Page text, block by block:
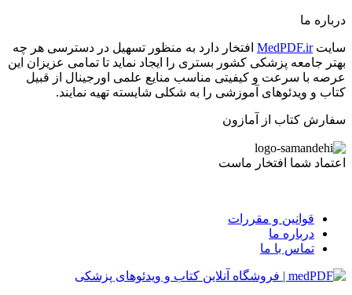
درباره ما
سایتMedPDF.ir افتخار دارد به منظور تسهیل در دسترسی هر چه
بهتر جامعه پزشکی کشور بستری را ایجاد نماید تا تمامی عزیزان این
عرصه با سرعت و کیفیتی مناسب منایع علمی اورجینال از قبیل
کتاب و ویدئوهای آموزشی را به شکلی شایسته تهیه نمایند.
سفارش کتاب از آمازون
اعتماد شما افتخار ماست
قوانین و مقررات
درباره ما
تماس با ما